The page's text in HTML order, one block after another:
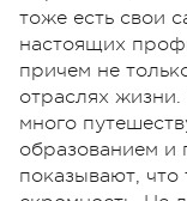
тоже есть свои
настоящих
причем не
отраслях
много
образованием и
показывают,